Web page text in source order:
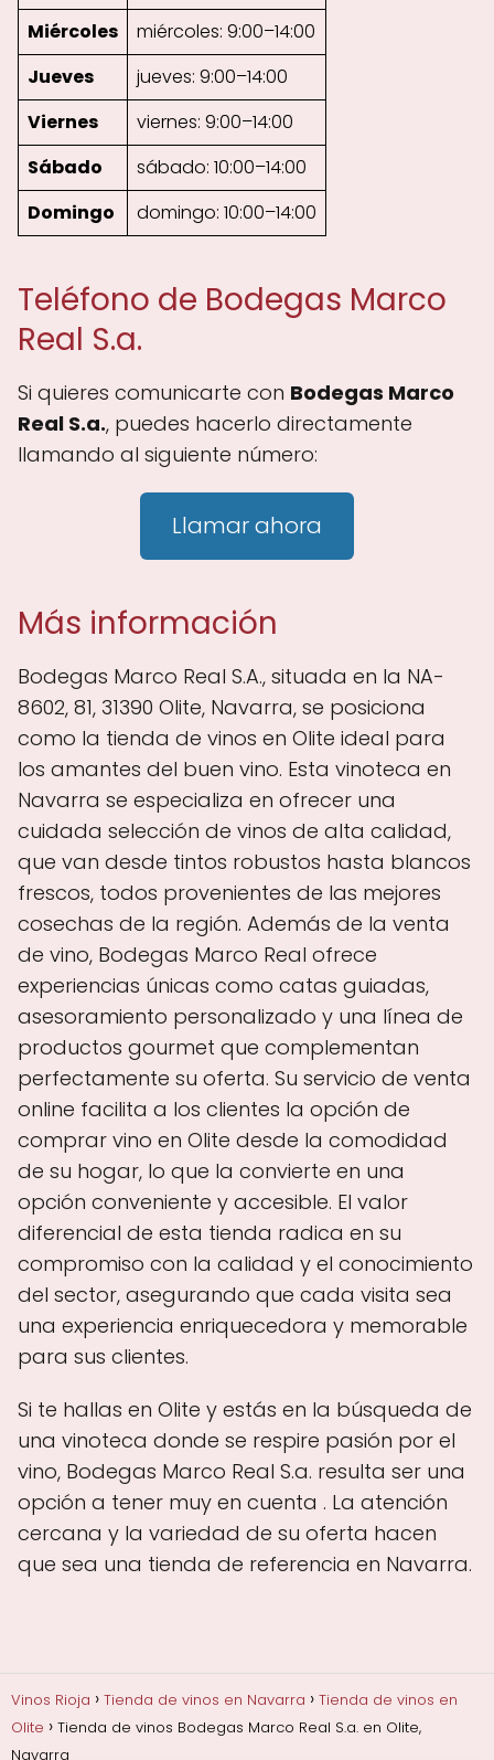
Miércoles
miércoles: 9:00–14:00
Jueves
jueves: 9:00–14:00
Viernes
viernes: 9:00–14:00
Sábado
sábado: 10:00–14:00
Domingo
domingo: 10:00–14:00
Teléfono de Bodegas Marco
Real S.a.
Si quieres comunicarte con Bodegas Marco
Real S.a., puedes hacerlo directamente
llamando al siguiente número:
Llamar ahora
Más información
Bodegas Marco Real S.A., situada en la NA-
8602, 81, 31390 Olite, Navarra, se posiciona
como la tienda de vinos en Olite ideal para
los amantes del buen vino. Esta vinoteca en
Navarra se especializa en ofrecer una
cuidada selección de vinos de alta calidad,
que van desde tintos robustos hasta blancos
frescos, todos provenientes de las mejores
cosechas de la región. Además de la venta
de vino, Bodegas Marco Real ofrece
experiencias únicas como catas guiadas,
asesoramiento personalizado y una línea de
productos gourmet que complementan
perfectamente su oferta. Su servicio de venta
online facilita a los clientes la opción de
comprar vino en Olite desde la comodidad
de su hogar, lo que la convierte en una
opción conveniente y accesible. El valor
diferencial de esta tienda radica en su
compromiso con la calidad y el conocimiento
del sector, asegurando que cada visita sea
una experiencia enriquecedora y memorable
para sus clientes.
Si te hallas en Olite y estás en la búsqueda de
una vinoteca donde se respire pasión por el
vino, Bodegas Marco Real S.a. resulta ser una
opción a tener muy en cuenta . La atención
cercana y la variedad de su oferta hacen
que sea una tienda de referencia en Navarra.
Vinos Rioja Tienda de vinos en Navarra
Tienda de vinos en
Olite
Tienda de vinos Bodegas Marco Real S.a. en Olite,
Navarra